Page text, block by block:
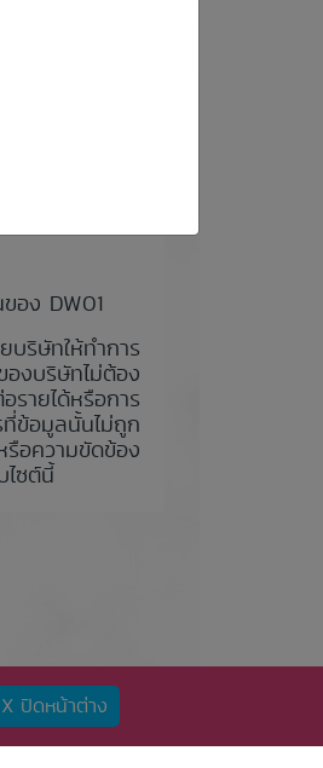
อง DW01
บริษัทให้ทำการ
งบริษัทไม่ต้อง
ายได้หรือการ
ที่ข้อมูลนั้นไม่ถูก
อความขัดข้อง
ไซต์นี้
X ปิดหน้าต่าง